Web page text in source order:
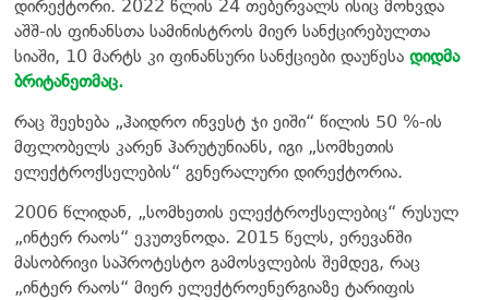
დირექტორი. 2022 წლის 24 თებერვალს ისიც მოხვდა
აშშ-ის ფინანსთა სამინისტროს მიერ სანქცირებულთა
სიაში, 10 მარტს კი ფინანსური სანქციები დაუწესა დიდმა
ბრიტანეთმაც.
რაც შეეხება „ჰაიდრო ინვესტ ჯი ეიში“ წილის 50 %-ის
მფლობელს კარენ ჰარუტუნიანს, იგი „სომხეთის
ელექტროქსელების“ გენერალური დირექტორია.
2006 წლიდან, „სომხეთის ელექტროქსელებიც“ რუსულ
„ინტერ რაოს“ ეკუთვნოდა. 2015 წელს, ერევანში
მასობრივი საპროტესტო გამოსვლების შემდეგ, რაც
„ინტერ რაოს“ მიერ ელექტროენერგიაზე ტარიფის